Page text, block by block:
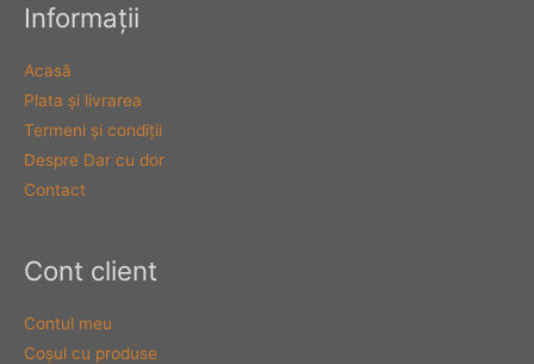
Informaţii
Acasă
Plata şi livrarea
Termeni şi condiţii
Despre Dar cu dor
Contact
Cont client
Contul meu
Coşul cu produse